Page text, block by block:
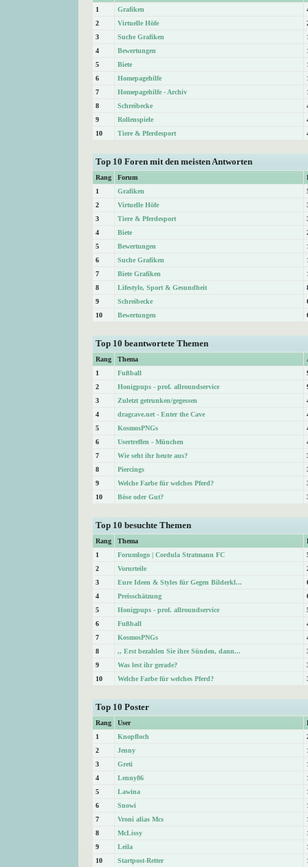
1
Grafiken
2
Virtuelle Höfe
3
Suche Grafiken
4
Bewertungen
5
Biete
6
Homepagehilfe
7
Homepagehilfe - Archiv
8
Schreibecke
9
Rollenspiele
10
Tiere & Pferdesport
Top 10 Foren mit den meisten Antworten
Rang Forum
1
Grafiken
2
Virtuelle Höfe
3
Tiere & Pferdesport
4
Biete
5
Bewertungen
6
Suche Grafiken
7
Biete Grafiken
8
Lifestyle, Sport & Gesundheit
9
Schreibecke
10
Bewertungen
Top 10 beantwortete Themen
Rang Thema
1
Fußball
2
Honigpups - prof. allroundservice
3
Zuletzt getrunken/gegessen
4
dragcave.net - Enter the Cave
5
KosmosPNGs
6
Usertreffen - München
7
Wie seht ihr heute aus?
8
Piercings
9
Welche Farbe für welches Pferd?
10
Böse oder Gut?
Top 10 besuchte Themen
Rang Thema
1
Forumlogo | Cordula Stratmann FC
2
Vorurteile
3
Eure Ideen & Styles für Gegen Bilderkl...
4
Preisschätzung
5
Honigpups - prof. allroundservice
6
Fußball
7
KosmosPNGs
8
,, Erst bezahlen Sie ihre Sünden, dann...
9
Was lest ihr gerade?
10
Welche Farbe für welches Pferd?
Top 10 Poster
Rang User
1
Knopfloch
2
Jenny
3
Greti
4
Lenny86
5
Lawina
6
Snowi
7
Vroni alias Mcs
8
McLissy
9
Leila
10
Startpost-Retter